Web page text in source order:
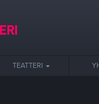
TEATTERI